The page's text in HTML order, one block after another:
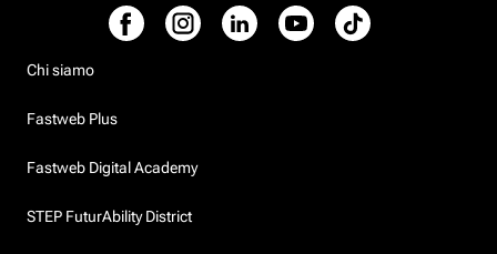
Chi siamo
Fastweb Plus
Fastweb Digital Academy
STEP FuturAbility District